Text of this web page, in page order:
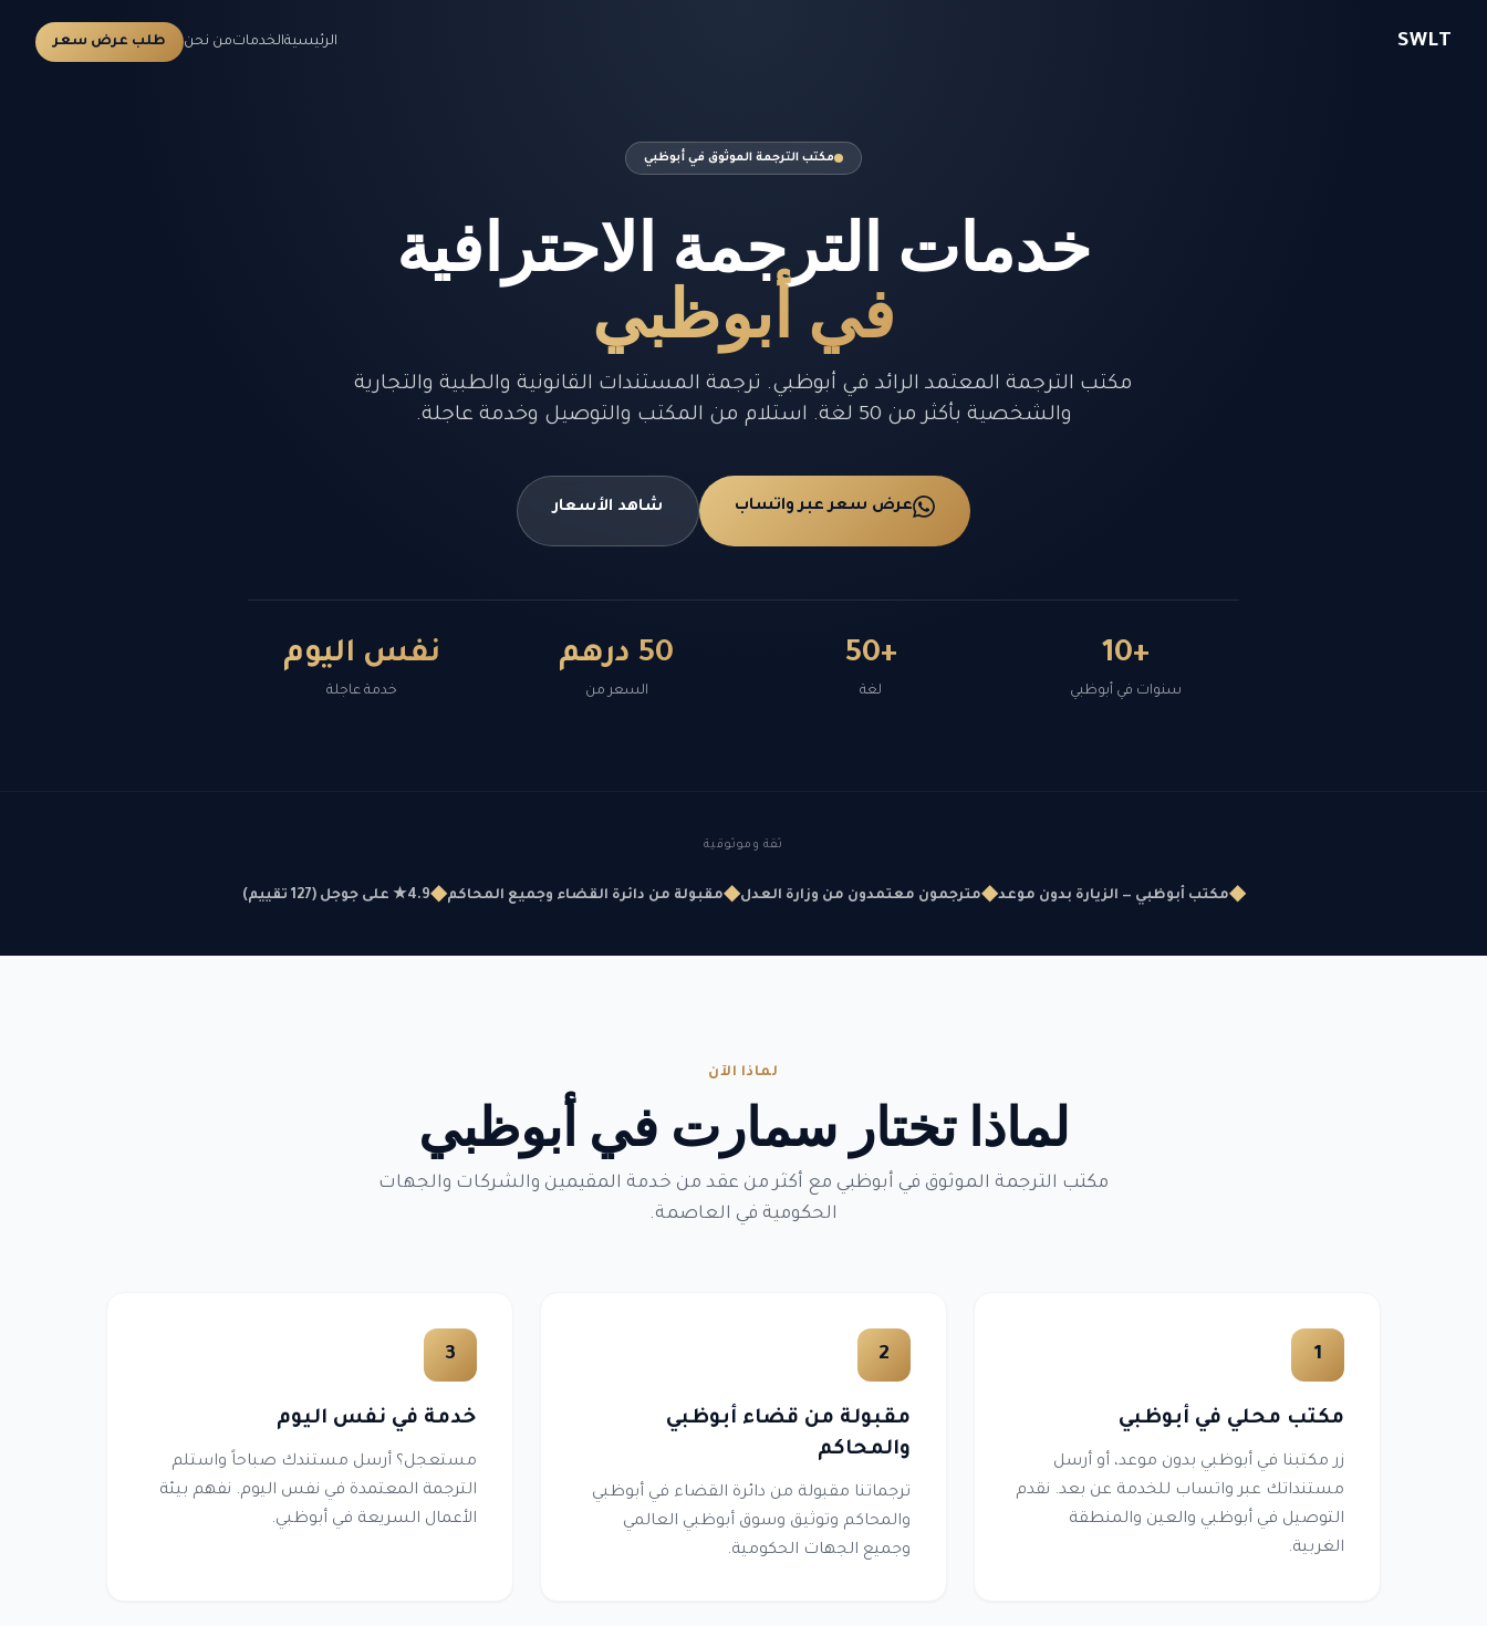
SWLT الرئيسيةالخدماتمن نحن طلب عرض سعر
مكتب الترجمة الموثوق في أبوظبي
خدمات الترجمة الاحترافية
في أبوظبي
مكتب الترجمة المعتمد الرائد في أبوظبي. ترجمة المستندات القانونية والطبية والتجارية
والشخصية بأكثر من 50 لغة. استلام من المكتب والتوصيل وخدمة عاجلة.
عرض سعر عبر واتساب شاهد الأسعار
+10
سنوات في أبوظبي
+50
لغة
50 درهم
السعر من
نفس اليوم
خدمة عاجلة
ثقة وموثوقية
◆مكتب أبوظبي — الزيارة بدون موعد◆مترجمون معتمدون من وزارة العدل◆مقبولة من دائرة القضاء وجميع المحاكم◆4.9★ على جوجل (127 تقييم)
لماذا الآن
لماذا تختار سمارت في أبوظبي
مكتب الترجمة الموثوق في أبوظبي مع أكثر من عقد من خدمة المقيمين والشركات والجهات
الحكومية في العاصمة.
1
مكتب محلي في أبوظبي
زر مكتبنا في أبوظبي بدون موعد، أو أرسل
مستنداتك عبر واتساب للخدمة عن بعد. نقدم
التوصيل في أبوظبي والعين والمنطقة
الغربية.
2
مقبولة من قضاء أبوظبي
والمحاكم
ترجماتنا مقبولة من دائرة القضاء في أبوظبي
والمحاكم وتوثيق وسوق أبوظبي العالمي
وجميع الجهات الحكومية.
3
خدمة في نفس اليوم
مستعجل؟ أرسل مستندك صباحاً واستلم
الترجمة المعتمدة في نفس اليوم. نفهم بيئة
الأعمال السريعة في أبوظبي.